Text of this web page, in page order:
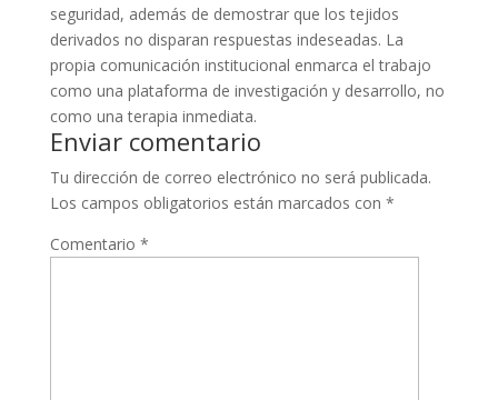
seguridad, además de demostrar que los tejidos
derivados no disparan respuestas indeseadas. La
propia comunicación institucional enmarca el trabajo
como una plataforma de investigación y desarrollo, no
como una terapia inmediata.
Enviar comentario
Tu dirección de correo electrónico no será publicada.
Los campos obligatorios están marcados con *
Comentario *